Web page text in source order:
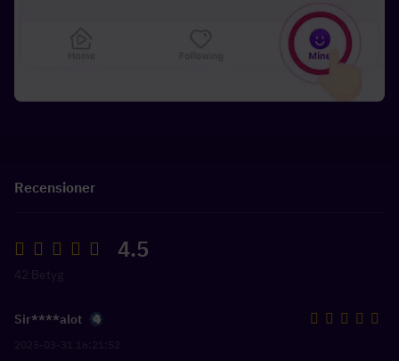
Recensioner
4.5
Sir****alot